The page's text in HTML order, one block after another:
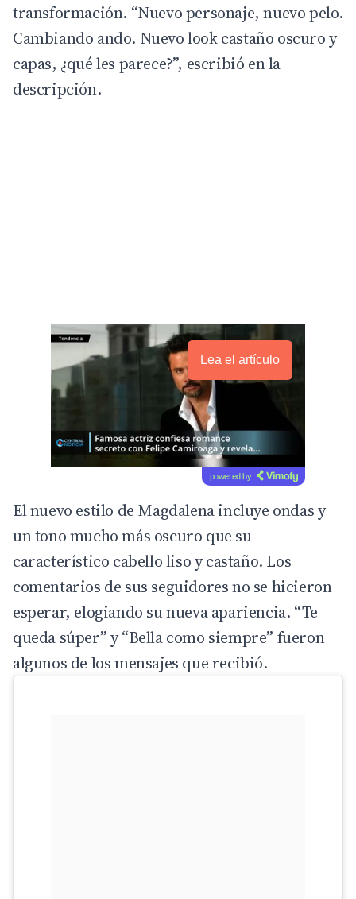
transformación. “Nuevo personaje, nuevo pelo.
Cambiando ando. Nuevo look castaño oscuro y
capas, ¿qué les parece?”, escribió en la
descripción.
Lea el artículo
powered by
El nuevo estilo de Magdalena incluye ondas y
un tono mucho más oscuro que su
característico cabello liso y castaño. Los
comentarios de sus seguidores no se hicieron
esperar, elogiando su nueva apariencia. “Te
queda súper” y “Bella como siempre” fueron
algunos de los mensajes que recibió.